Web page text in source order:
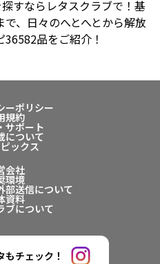
すならレタスクラブで！基
、日々のへとへとから解放
品をご紹介！
ーポリシー
規約
サポート
について
ックス
会社
環境
部送信について
資料
ブについて
チェック！